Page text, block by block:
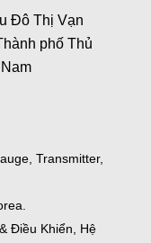
Đô Thị Vạn
phố Thủ
Transmitter,
Điều Khiển, Hệ